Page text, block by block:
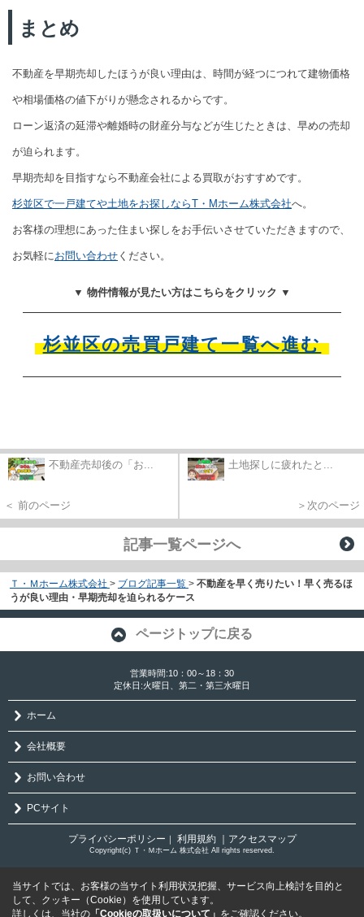
まとめ
不動産を早期売却したほうが良い理由は、時間が経つにつれて建物価格
や相場価格の値下がりが懸念されるからです。
ローン返済の延滞や離婚時の財産分与などが生じたときは、早めの売却
が迫られます。
早期売却を目指すなら不動産会社による買取がおすすめです。
杉並区で一戸建てや土地をお探しならT・Mホーム株式会社へ。
お客様の理想にあった住まい探しをお手伝いさせていただきますので、
お気軽に お問い合わせ ください。
▼ 物件情報が見たい方はこちらをクリック ▼
杉並区の売買戸建て一覧へ進む
不動産売却後の「お...
＜ 前のページ
土地探しに疲れたと...
＞次のページ
記事一覧ページへ
Ｔ・Ｍホーム株式会社 > ブログ記事一覧 > 不動産を早く売りたい！早く売るほ
うが良い理由・早期売却を迫られるケース
ページトップに戻る
営業時間:10：00～18：30
定休日:火曜日、第二・第三水曜日
ホーム
会社概要
お問い合わせ
PCサイト
プライバシーポリシー ｜ 利用規約 ｜アクセスマップ
Copyright(c) Ｔ・Ｍホーム 株式会社 All rights reserved.
当サイトでは、お客様の当サイト利用状況把握、サービス向上検討を目的と
して、クッキー（Cookie）を使用しています。
詳しくは、当社の 「Cookieの取扱いについて」 をご確認ください。